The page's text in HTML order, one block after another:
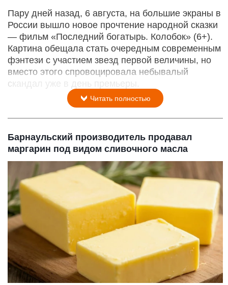
Пару дней назад, 6 августа, на большие экраны в
России вышло новое прочтение народной сказки
— фильм «Последний богатырь. Колобок» (6+).
Картина обещала стать очередным современным
фэнтези с участием звезд первой величины, но
вместо этого спровоцировала небывалый
скандал уже в день премьеры.
Читать полностью
Барнаульский производитель продавал
маргарин под видом сливочного масла